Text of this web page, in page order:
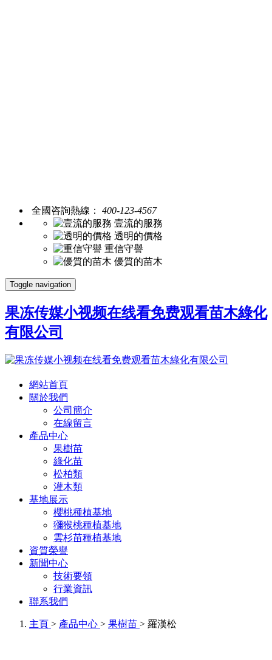
全國咨詢熱線： 400-123-4567
壹流的服務
透明的價格
重信守譽
優質的苗木
Toggle navigation
果冻传媒小视频在线看免费观看苗木綠化
有限公司
網站首頁
關於我們
公司簡介
在線留言
產品中心
果樹苗
綠化苗
松柏類
灌木類
基地展示
櫻桃種植基地
獼猴桃種植基地
雲杉苗種植基地
資質榮譽
新聞中心
技術要領
行業資訊
聯系我們
主頁 > 產品中心 > 果樹苗 > 羅漢松